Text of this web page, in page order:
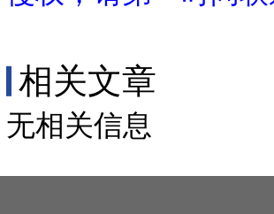
相关文章
无相关信息